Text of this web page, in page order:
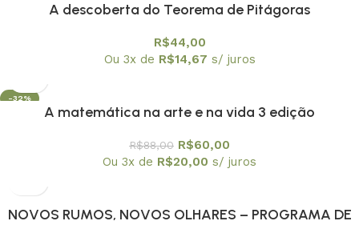
A descoberta do Teorema de Pitágoras
R$44,00
Ou 3x de R$14,67 s/ juros
-32%
A matemática na arte e na vida 3 edição
R$88,00 R$60,00
Ou 3x de R$20,00 s/ juros
NOVOS RUMOS, NOVOS OLHARES – PROGRAMA DE